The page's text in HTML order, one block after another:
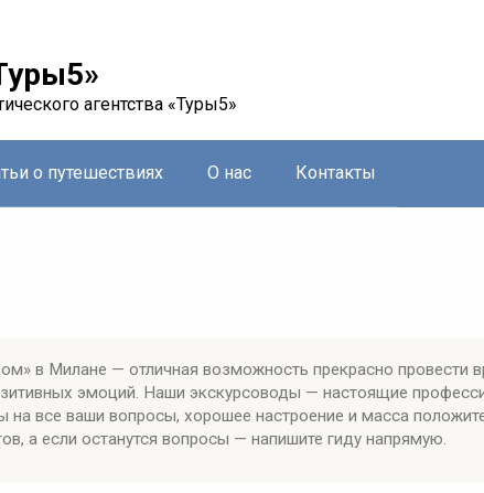
агентства «Туры5»
о путешествиях О нас Контакты
в Милане — отличная возможность прекрасно провести
эмоций. Наши экскурсоводы — настоящие
на все ваши вопросы, хорошее настроение и масса
а если останутся вопросы — напишите гиду напрямую.